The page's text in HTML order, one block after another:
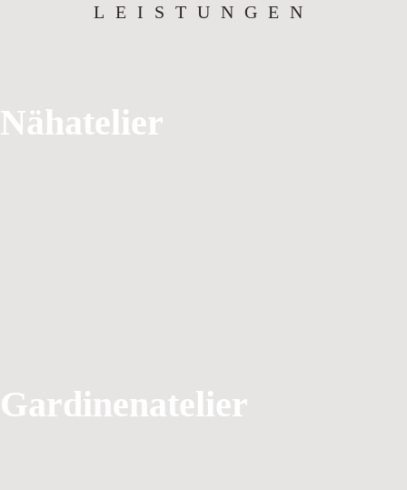
LEISTUNGEN
Nähatelier
Gardinenatelier